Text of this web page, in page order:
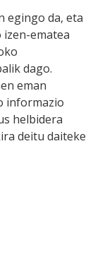
egingo da, eta
ematea
dago.
eman
informazio
helbidera
deitu daiteke